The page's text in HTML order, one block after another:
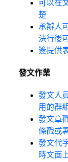
可以在
楚
承辦人
決行後
簽提供
發文作業
發文人
用的群
發文章
條戳或
發文代
時文面